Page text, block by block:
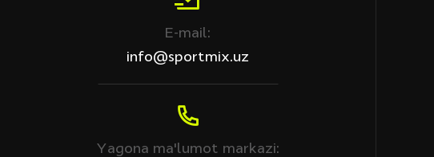
E-mail:
info@sportmix.uz
Yagona ma'lumot markazi: